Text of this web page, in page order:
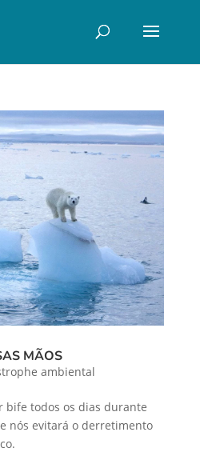
MÃOS
ambiental
bife todos os dias durante
nós evitará o derretimento